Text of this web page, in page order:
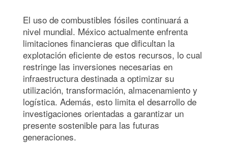
El uso de combustibles fósiles continuará a
nivel mundial. México actualmente enfrenta
limitaciones financieras que dificultan la
explotación eficiente de estos recursos, lo cual
restringe las inversiones necesarias en
infraestructura destinada a optimizar su
utilización, transformación, almacenamiento y
logística. Además, esto limita el desarrollo de
investigaciones orientadas a garantizar un
presente sostenible para las futuras
generaciones.